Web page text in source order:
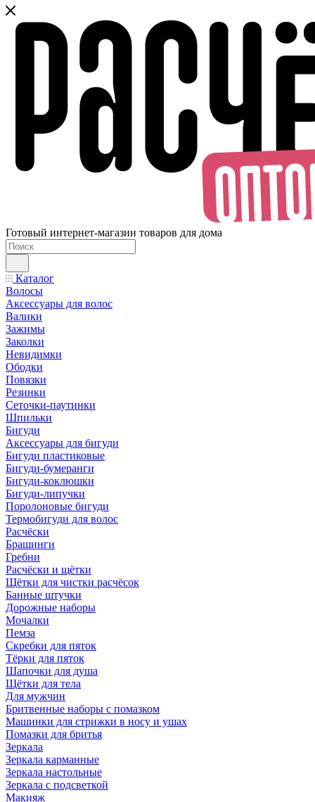
Готовый интернет-магазин товаров для дома
Каталог
Волосы
Аксессуары для волос
Валики
Зажимы
Заколки
Невидимки
Ободки
Повязки
Резинки
Сеточки-паутинки
Шпильки
Бигуди
Аксессуары для бигуди
Бигуди пластиковые
Бигуди-бумеранги
Бигуди-коклюшки
Бигуди-липучки
Поролоновые бигуди
Термобигуди для волос
Расчёски
Брашинги
Гребни
Расчёски и щётки
Щётки для чистки расчёсок
Банные штучки
Дорожные наборы
Мочалки
Пемза
Скребки для пяток
Тёрки для пяток
Шапочки для душа
Щётки для тела
Для мужчин
Бритвенные наборы с помазком
Машинки для стрижки в носу и ушах
Помазки для бритья
Зеркала
Зеркала карманные
Зеркала настольные
Зеркала с подсветкой
Макияж